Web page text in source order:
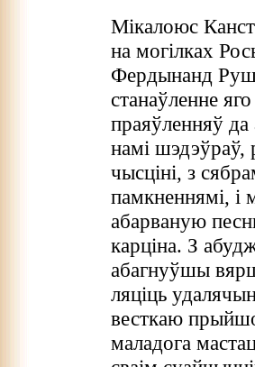
Мікалоюс
на могілках
Фердынанд
станаўленне
праяўленняў
намі шэдэўраў,
чысціні, з
памкненнямі, і
абарваную
карціна. З
абагнуўшы
ляціць
весткаю
маладога